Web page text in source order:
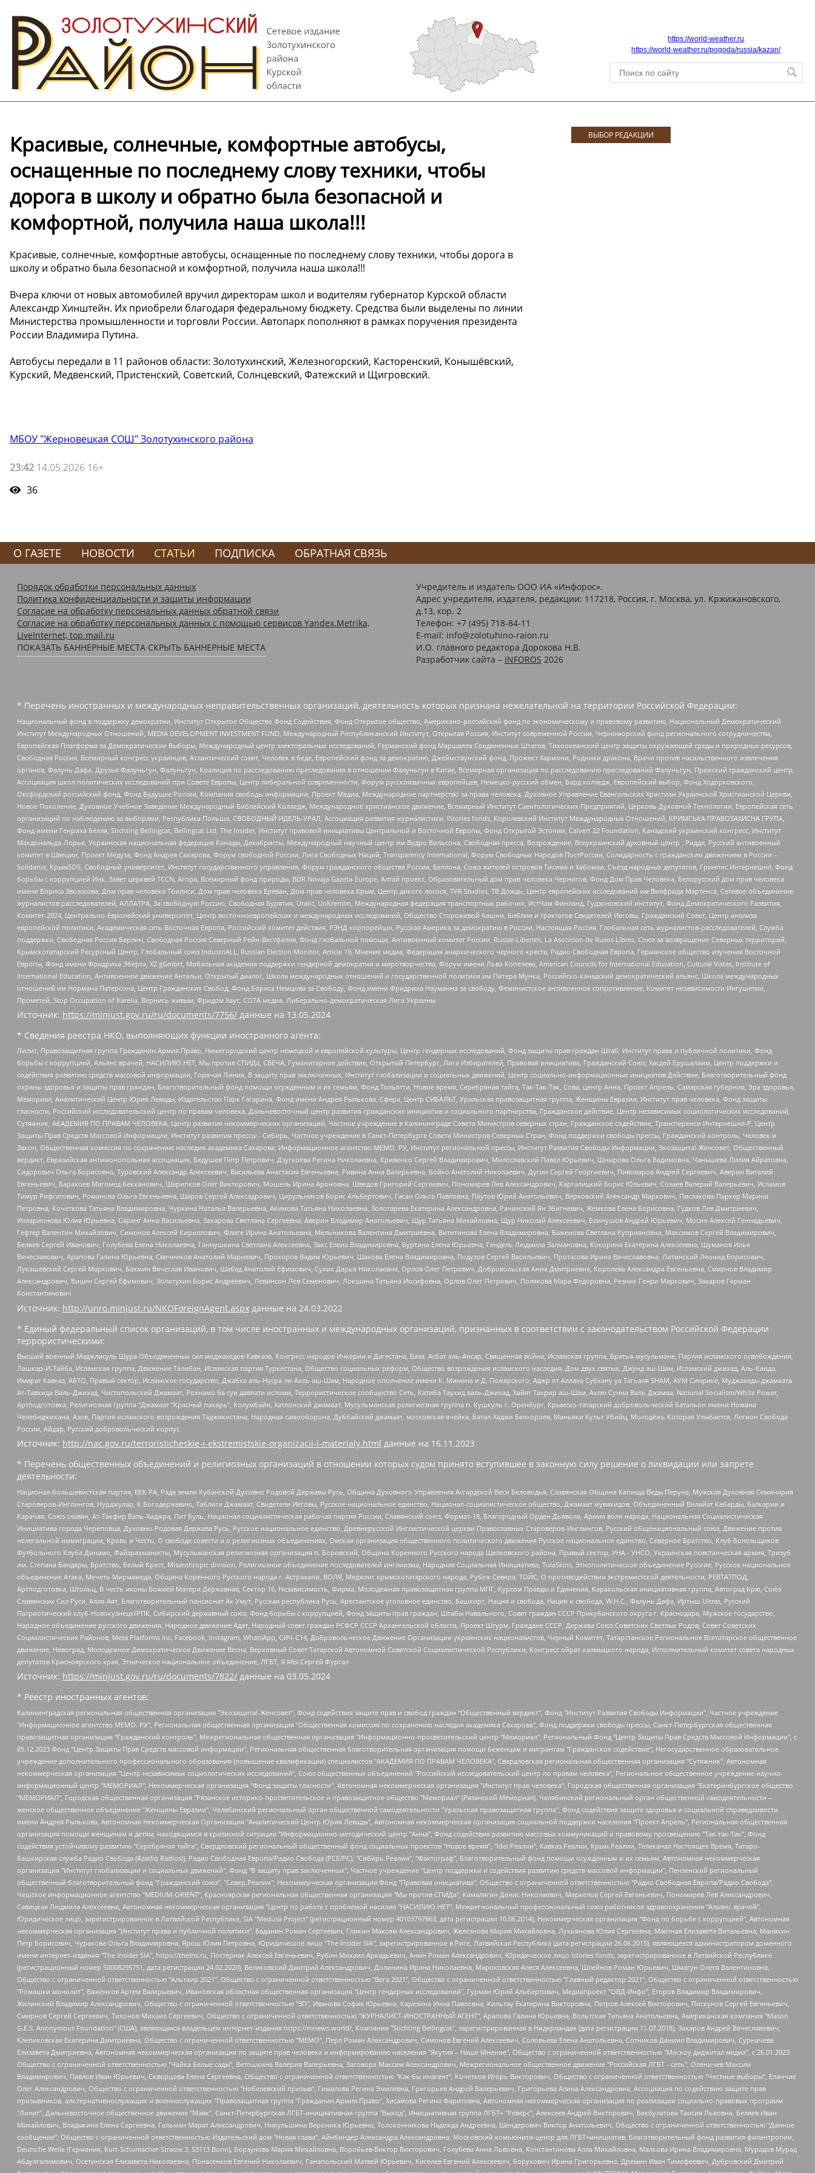
https://world-weather.ru
https://world-weather.ru/pogoda/russia/kazan/
Красивые, солнечные, комфортные автобусы,
оснащенные по последнему слову техники, чтобы
дорога в школу и обратно была безопасной и
комфортной, получила наша школа!!!
Красивые, солнечные, комфортные автобусы, оснащенные по последнему слову техники, чтобы дорога в
школу и обратно была безопасной и комфортной, получила наша школа!!!
Вчера ключи от новых автомобилей вручил директорам школ и водителям губернатор Курской области
Александр Хинштейн. Их приобрели благодаря федеральному бюджету. Средства были выделены по линии
Министерства промышленности и торговли России. Автопарк пополняют в рамках поручения президента
России Владимира Путина.
Автобусы передали в 11 районов области: Золотухинский, Железногорский, Касторенский, Конышёвский,
Курский, Медвенский, Пристенский, Советский, Солнцевский, Фатежский и Щигровский.
МБОУ "Жерновецкая СОШ" Золотухинского района
23:42 14.05.2026 16+
36
ВЫБОР РЕДАКЦИИ
О ГАЗЕТЕ НОВОСТИ СТАТЬИ ПОДПИСКА ОБРАТНАЯ СВЯЗЬ
Порядок обработки персональных данных
Политика конфиденциальности и защиты информации
Согласие на обработку персональных данных обратной связи
Согласие на обработку персональных данных с помощью сервисов Yandex.Metrika,
LiveInternet, top.mail.ru
ПОКАЗАТЬ БАННЕРНЫЕ МЕСТА СКРЫТЬ БАННЕРНЫЕ МЕСТА
Учредитель и издатель ООО ИА «Инфорос».
Адрес учредителя, издателя, редакции: 117218, Россия, г. Москва, ул. Кржижановского,
д.13, кор. 2
Телефон: +7 (495) 718-84-11
E-mail: info@zolotuhino-raion.ru
И.О. главного редактора Дорохова Н.В.
Разработчик сайта – INFOROS 2026
* Перечень иностранных и международных неправительственных организаций, деятельность которых признана нежелательной на территории Российской Федерации:
Национальный фонд в поддержку демократии, Институт Открытое Общество Фонд Содействия, Фонд Открытое общество, Американо-российский фонд по экономическому и правовому развитию, Национальный Демократический
Институт Международных Отношений, MEDIA DEVELOPMENT INVESTMENT FUND, Международный Республиканский Институт, Открытая Россия, Институт современной России, Черноморский фонд регионального сотрудничества,
Европейская Платформа за Демократические Выборы, Международный центр электоральных исследований, Германский фонд Маршалла Соединенных Штатов, Тихоокеанский центр защиты окружающей среды и природных ресурсов,
Свободная Россия, Всемирный конгресс украинцев, Атлантический совет, Человек в беде, Европейский фонд за демократию, Джеймстаунский фонд, Прожект Хармони, Родники дракона, Врачи против насильственного извлечения
органов, Фалунь Дафа, Друзья Фалуньгун, Фалуньгун, Коалиция по расследованию преследования в отношении Фалуньгун в Китае, Всемирная организация по расследованию преследований Фалуньгун, Пражский гражданский центр,
Ассоциация школ политических исследований при Совете Европы, Центр либеральной современности, Форум русскоязычных европейцев, Немецко-русский обмен, Бард колледж, Европейский выбор, Фонд Ходорковского,
Оксфордский российский фонд, Фонд Будущее России, Компания свободы информации, Проект Медиа, Международное партнерство за права человека, Духовное Управление Евангельских Христиан Украинской Христианской Церкви,
Новое Поколение, Духовное Учебное Заведение Международный Библейский Колледж, Международное христианское движение, Всемирный Институт Саентологических Предприятий, Церковь Духовной Технологии, Европейская сеть
организаций по наблюдению за выборами, Республика Польша, СВОБОДНЫЙ ИДЕЛЬ-УРАЛ, Ассоциация развития журналистики, IStories fonds, Королевский Институт Международных Отношений, КРИМСЬКА ПРАВОЗАХИСНА ГРУПА,
Фонд имени Генриха Бёлля, Stichting Bellingcat, Bellingcat Ltd, The Insider, Институт правовой инициативы Центральной и Восточной Европы, Фонд Открытой Эстонии, Calvert 22 Foundation, Канадский украинский конгресс, Институт
Макдональда-Лорье, Украинская национальная федерация Канады, Декабристы, Международный научный центр им Вудро Вильсона, Свободная пресса, Возрождение, Всеукраинский духовный центр , Риддл, Русский антивоенный
комитет в Швеции, Проект Медуза, Фонд Андрея Сахарова, Форум свободной России, Лига Свободных Наций, Transparеncy International, Форум Свободных Народов ПостРоссии, Солидарность с гражданским движением в России –
Solidarus, КрымSOS, Свободный университет, Институт государственного управления, Форум гражданского общества Россия, Беллона, Союз жителей островов Тисима и Хабомаи, Съезд народных депутатов, Гринпис Интернешнл, Фонд
борьбы с коррупцией Инк, Завет церквей TCCN, Агора, Всемирный фонд природы, BDR Novaja Gazeta-Europe, Алтай проект, Образовательный дом прав человека Чернигов, Фонд Дом Прав Человека, Белорусский дом прав человека
имени Бориса Звозскова, Дом прав человека Тбилиси, Дом прав человека Ереван, Дом прав человека Крым, Центр дикого лосося, TVR Studios, ТВ Дождь, Центр европейских исследований им Вилфрида Мартенса, Сетевое объединение
журналистов расследователей, АЛЛАТРА, За свободную Россию, Свободная Бурятия, Uralic, UnKremlin, Международная федерация транспортных рабочих, ИстЧам Финланд, Гудзоновский институт, Фонд Демократического Развития,
Комитет-2024, Центрально-Европейский университет, Центр восточноевропейских и международных исследований, Общество Сторожевой башни, Библии и трактатов Свидетелей Иеговы, Гражданский Совет, Центр анализа
европейской политики, Академическая сеть Восточная Европа, Российский комитет действия, РЭНД корпорейшн, Русская Америка за демократию в России, Настоящая Россия, Глобальная сеть журналистов-расследователей, Служба
поддержки, Свободная Россия Берлин, Свободная Россия Северный Рейн-Вестфалия, Фонд глобальной помощи, Антивоенный комитет России, Russie-Libertes, La Asocicion de Rusos Libres, Союз за возвращение Северных территорий,
Крымскотатарский Ресурсный Центр, Глобальный союз IndustriALL, Russian Election Monitor, Article 19, Мнение медиа, Федерация анархического черного креста, Радио Свободная Европа, Германское общество изучения Восточной
Европы, Фонд имени Фридриха Эберта, XZ gGmbH, Мобильная академия поддержки гендерной демократии и миротворчества, Форум имени Льва Копелева, American Councils for International Education, Cultural Vistas, Institute of
International Education, Антивоенное движение Антальи, Открытый диалог, Школа международных отношений и государственной политики им Питера Мунка, Российско-канадский демократический альянс, Школа международных
отношений им Нормана Патерсона, Центр Гражданских Свобод, Фонд Бориса Немцова за Свободу, Фонд имени Фридриха Науманна за свободу, Феминистское антивоенное сопротивление, Комитет независимости Ингушетии,
Прометей, Stop Occupation of Karelia, Вернись живым, Фридом Хаус, СОТА медиа, Либерально-демократическая Лига Украины
Источник: https://minjust.gov.ru/ru/documents/7756/ данные на 13.05.2024
* Сведения реестра НКО, выполняющих функции иностранного агента:
Лилит, Правозащитная группа Гражданин.Армия.Право, Нижегородский центр немецкой и европейской культуры, Центр гендерных исследований, Фонд защиты прав граждан Штаб, Институт права и публичной политики, Фонд
борьбы с коррупцией, Альянс врачей, НАСИЛИЮ.НЕТ, Мы против СПИДа, СВЕЧА, Гуманитарное действие, Открытый Петербург, Лига Избирателей, Правовая инициатива, Гражданский Союз, Хасдей Ерушалаим, Центр поддержки и
содействия развитию средств массовой информации, Горячая Линия, В защиту прав заключенных, Институт глобализации и социальных движений, Центр социально-информационных инициатив Действие, Благотворительный фонд
охраны здоровья и защиты прав граждан, Благотворительный фонд помощи осужденным и их семьям, Фонд Тольятти, Новое время, Серебряная тайга, Так-Так-Так, Сова, центр Анна, Проект Апрель, Самарская губерния, Эра здоровья,
Мемориал, Аналитический Центр Юрия Левады, Издательство Парк Гагарина, Фонд имени Андрея Рылькова, Сфера, Центр СИБАЛЬТ, Уральская правозащитная группа, Женщины Евразии, Институт прав человека, Фонд защиты
гласности, Российский исследовательский центр по правам человека, Дальневосточный центр развития гражданских инициатив и социального партнерства, Гражданское действие, Центр независимых социологических исследований,
Сутяжник, АКАДЕМИЯ ПО ПРАВАМ ЧЕЛОВЕКА, Центр развития некоммерческих организаций, Частное учреждение в Калининграде Совета Министров северных стран, Гражданское содействие, Трансперенси Интернешнл-Р, Центр
Защиты Прав Средств Массовой Информации, Институт развития прессы - Сибирь, Частное учреждение в Санкт-Петербурге Совета Министров Северных Стран, Фонд поддержки свободы прессы, Гражданский контроль, Человек и
Закон, Общественная комиссия по сохранению наследия академика Сахарова, Информационное агентство МЕМО. РУ, Институт региональной прессы, Институт Развития Свободы Информации, Экозащита!-Женсовет, Общественный
вердикт, Евразийская антимонопольная ассоциация, Бедушев Петр Петрович, Дзугкоева Регина Николаевна, Кривенко Сергей Владимирович, Милославский Павел Юрьевич, Шнырова Ольга Вадимовна, Чанышева Лилия Айратовна,
Сидорович Ольга Борисовна, Туровский Александр Алексеевич, Васильева Анастасия Евгеньевна, Ривина Анна Валерьевна, Бойко Анатолий Николаевич, Дугин Сергей Георгиевич, Пивоваров Андрей Сергеевич, Аверин Виталий
Евгеньевич, Барахоев Магомед Бекханович, Шарипков Олег Викторович, Мошель Ирина Ароновна, Шведов Григорий Сергеевич, Пономарев Лев Александрович, Каргалицкий Борис Юльевич, Созаев Валерий Валерьевич, Исламов
Тимур Рифгатович, Романова Ольга Евгеньевна, Щаров Сергей Алексадрович, Цирульников Борис Альбертович, Гасан Ольга Павловна, Паутов Юрий Анатольевич, Верховский Александр Маркович, Пислакова-Паркер Марина
Петровна, Кочеткова Татьяна Владимировна, Чуркина Наталья Валерьевна, Акимова Татьяна Николаевна, Золотарева Екатерина Александровна, Рачинский Ян Збигневич, Жемкова Елена Борисовна, Гудков Лев Дмитриевич,
Илларионова Юлия Юрьевна, Саранг Анна Васильевна, Захарова Светлана Сергеевна, Аверин Владимир Анатольевич, Щур Татьяна Михайловна, Щур Николай Алексеевич, Блинушов Андрей Юрьевич, Мосин Алексей Геннадьевич,
Гефтер Валентин Михайлович, Симонов Алексей Кириллович, Флиге Ирина Анатольевна, Мельникова Валентина Дмитриевна, Вититинова Елена Владимировна, Баженова Светлана Куприяновна, Максимов Сергей Владимирович,
Беляев Сергей Иванович, Голубева Елена Николаевна, Ганнушкина Светлана Алексеевна, Закс Елена Владимировна, Буртина Елена Юрьевна, Гендель Людмила Залмановна, Кокорина Екатерина Алексеевна, Шуманов Илья
Вячеславович, Арапова Галина Юрьевна, Свечников Анатолий Мариевич, Прохоров Вадим Юрьевич, Шахова Елена Владимировна, Подузов Сергей Васильевич, Протасова Ирина Вячеславовна, Литинский Леонид Борисович,
Лукашевский Сергей Маркович, Бахмин Вячеслав Иванович, Шабад Анатолий Ефимович, Сухих Дарья Николаевна, Орлов Олег Петрович, Добровольская Анна Дмитриевна, Королева Александра Евгеньевна, Смирнов Владимир
Александрович, Вицин Сергей Ефимович, Золотухин Борис Андреевич, Левинсон Лев Семенович, Локшина Татьяна Иосифовна, Орлов Олег Петрович, Полякова Мара Федоровна, Резник Генри Маркович, Захаров Герман
Константинович
Источник: http://unro.minjust.ru/NKOForeignAgent.aspx данные на 24.03.2022
* Единый федеральный список организаций, в том числе иностранных и международных организаций, признанных в соответствии с законодательством Российской Федерации
террористическими:
Высший военный Маджлисуль Шура Объединенных сил моджахедов Кавказа, Конгресс народов Ичкерии и Дагестана, База, Асбат аль-Ансар, Священная война, Исламская группа, Братья-мусульмане, Партия исламского освобождения,
Лашкар-И-Тайба, Исламская группа, Движение Талибан, Исламская партия Туркестана, Общество социальных реформ, Общество возрождения исламского наследия, Дом двух святых, Джунд аш-Шам, Исламский джихад, Аль-Каида,
Имарат Кавказ, АБТО, Правый сектор, Исламское государство, Джабха аль-Нусра ли-Ахль аш-Шам, Народное ополчение имени К. Минина и Д. Пожарского, Аджр от Аллаха Субхану уа Тагьаля SHAM, АУМ Синрике, Муджахеды джамаата
Ат-Тавхида Валь-Джихад, Чистопольский Джамаат, Рохнамо ба суи давлати исломи, Террористическое сообщество Сеть, Катиба Таухид валь-Джихад, Хайят Тахрир аш-Шам, Ахлю Сунна Валь Джамаа, National Socialism/White Power,
Артподготовка, Религиозная группа “Джамаат “Красный пахарь”, Колумбайн, Хатлонский джамаат, Мусульманская религиозная группа п. Кушкуль г. Оренбург, Крымско-татарский добровольческий батальон имени Номана
Челебиджихана, Азов, Партия исламского возрождения Таджикистана, Народная самооборона, Дуббайский джамаат, московская ячейка, Батал-Хаджи Белхороев, Маньяки Культ Убийц, Молодёжь Которая Улыбается, Легион Свобода
России, Айдар, Русский добровольческий корпус
Источник: http://nac.gov.ru/terroristicheskie-i-ekstremistskie-organizacii-i-materialy.html данные на 16.11.2023
* Перечень общественных объединений и религиозных организаций в отношении которых судом принято вступившее в законную силу решение о ликвидации или запрете
деятельности:
Национал-большевистская партия, ВЕК РА, Рада земли Кубанской Духовно Родовой Державы Русь, Община Духовного Управления Асгардской Веси Беловодья, Славянская Община Капища Веды Перуна, Мужская Духовная Семинария
Староверов-Инглингов, Нурджулар, К Богодержавию, Таблиги Джамаат, Свидетели Иеговы, Русское национальное единство, Национал-социалистическое общество, Джамаат мувахидов, Объединенный Вилайат Кабарды, Балкарии и
Карачая, Союз славян, Ат-Такфир Валь-Хиджра, Пит Буль, Национал-социалистическая рабочая партия России, Славянский союз, Формат-18, Благородный Орден Дьявола, Армия воли народа, Национальная Социалистическая
Инициатива города Череповца, Духовно-Родовая Держава Русь, Русское национальное единство, Древнерусской Инглистической церкви Православных Староверов-Инглингов, Русский общенациональный союз, Движение против
нелегальной иммиграции, Кровь и Честь, О свободе совести и о религиозных объединениях, Омская организация общественного политического движения Русское национальное единство, Северное Братство, Клуб Болельщиков
Футбольного Клуба Динамо, Файзрахманисты, Мусульманская религиозная организация п. Боровский, Община Коренного Русского народа Щелковского района, Правый сектор, УНА - УНСО, Украинская повстанческая армия, Тризуб
им. Степана Бандеры, Братство, Белый Крест, Misanthropic division, Религиозное объединение последователей инглиизма, Народная Социальная Инициатива, TulaSkins, Этнополитическое объединение Русские, Русское национальное
объединение Атака, Мечеть Мирмамеда, Община Коренного Русского народа г. Астрахани, ВОЛЯ, Меджлис крымскотатарского народа, Рубеж Севера, ТОЙС, О противодействии экстремистской деятельности, РЕВТАТПОД,
Артподготовка, Штольц, В честь иконы Божией Матери Державная, Сектор 16, Независимость, Фирма, Молодежная правозащитная группа МПГ, Курсом Правды и Единения, Каракольская инициативная группа, Автоград Крю, Союз
Славянских Сил Руси, Алля-Аят, Благотворительный пансионат Ак Умут, Русская республика Русь, Арестантское уголовное единство, Башкорт, Нация и свобода, Нация и свобода, W.H.С., Фалунь Дафа, Иртыш Ultras, Русский
Патриотический клуб-Новокузнецк/РПК, Сибирский державный союз, Фонд борьбы с коррупцией, Фонд защиты прав граждан, Штабы Навального, Совет граждан СССР Прикубанского округа г. Краснодара, Мужское государство,
Народное объединение русского движения, Народное движение Адат, Народный совет граждан РСФСР СССР Архангельской области, Проект Штурм, Граждане СССР, Держава Союз Советских Светлых Родов, Совет Советских
Социалистических Районов, Meta Platforms Inc, Facebook, Instagram, WhatsApp, СИЧ-С14, Добровольческое Движение Организации украинских националистов, Черный Комитет, Татарстанское Региональное Всетатарское общественное
движение, Невоград, Молодежное Демократическое Движение Весна, Верховный Совет Татарской Автономной Советской Социалистической Республики, Конгресс ойрат-калмыцкого народа, Исполнительный комитет совета народных
депутатов Красноярского края, Этническое национальное объединение, ЛГБТ, Я.МЫ Сергей Фургал
Источник: https://minjust.gov.ru/ru/documents/7822/ данные на 03.05.2024
* Реестр иностранных агентов:
Калининградская региональная общественная организация "Экозащита!-Женсовет", Фонд содействия защите прав и свобод граждан "Общественный вердикт", Фонд "Институт Развития Свободы Информации", Частное учреждение "Информационное агентство МЕМО. РУ", Региональная общественная организация "Общественная комиссия по сохранению наследия академика Сахарова", Фонд поддержки свободы прессы, Санкт-Петербургская общественная правозащитная организация "Гражданский контроль", Межрегиональная общественная организация "Информационно-просветительский центр "Мемориал", Региональный Фонд "Центр Защиты Прав Средств Массовой Информации", с 05.12.2023 Фонд "Центр Защиты Прав Средств массовой информации", Региональная общественная благотворительная организация помощи беженцам и мигрантам "Гражданское содействие", Негосударственное образовательное учреждение дополнительного профессионального образования (повышение квалификации) специалистов "АКАДЕМИЯ ПО ПРАВАМ ЧЕЛОВЕКА", Свердловская региональная общественная организация "Сутяжник", Автономная некоммерческая организация "Центр независимых социологических исследований", Союз общественных объединений "Российский исследовательский центр по правам человека", Региональное общественное учреждение научно-информационный центр "МЕМОРИАЛ", Некоммерческая организация "Фонд защиты гласности", Автономная некоммерческая организация "Институт прав человека", Городская общественная организация "Екатеринбургское общество "МЕМОРИАЛ", Городская общественная организация "Рязанское историко-просветительское и правозащитное общество "Мемориал" (Рязанский Мемориал), Челябинский региональный орган общественной самодеятельности – женское общественное объединение "Женщины Евразии", Челябинский региональный орган общественной самодеятельности "Уральская правозащитная группа", Фонд содействия защите здоровья и социальной справедливости имени Андрея Рылькова, Автономная Некоммерческая Организация "Аналитический Центр Юрия Левады", Автономная некоммерческая организация социальной поддержки населения "Проект Апрель", Региональная общественная организация помощи женщинам и детям, находящимся в кризисной ситуации "Информационно-методический центр "Анна", Фонд содействия развитию массовых коммуникаций и правовому просвещению "Так-так-Так", Фонд содействия устойчивому развитию "Серебряная тайга", Свердловский региональный общественный фонд социальных проектов "Новое время", "Idel.Реалии", Кавказ.Реалии, Крым.Реалии, Телеканал Настоящее Время, Татаро-башкирская служба Радио Свобода (Azatliq Radiosi), Радио Свободная Европа/Радио Свобода (PCE/PC), "Сибирь.Реалии", "Фактограф", Благотворительный фонд помощи осужденным и их семьям, Автономная некоммерческая организация "Институт глобализации и социальных движений", Фонд "В защиту прав заключенных", Частное учреждение "Центр поддержки и содействия развитию средств массовой информации", Пензенский региональный общественный благотворительный фонд "Гражданский союз", "Север.Реалии", Некоммерческая организация Фонд "Правовая инициатива", Общество с ограниченной ответственностью "Радио Свободная Европа/Радио Свобода", Чешское информационное агентство "MEDIUM-ORIENT", Красноярская региональная общественная организация "Мы против СПИДа", Камалягин Денис Николаевич, Маркелов Сергей Евгеньевич, Пономарев Лев Александрович, Савицкая Людмила Алексеевна, Автономная некоммерческая организация "Центр по работе с проблемой насилия "НАСИЛИЮ.НЕТ", Межрегиональный профессиональный союз работников здравоохранения "Альянс врачей", Юридическое лицо, зарегистрированное в Латвийской Республике, SIA "Medusa Project" (регистрационный номер 40103797863, дата регистрации 10.06.2014), Некоммерческая организация "Фонд по борьбе с коррупцией", Автономная некоммерческая организация "Институт права и публичной политики", Баданин Роман Сергеевич, Гликин Максим Александрович, Железнова Мария Михайловна, Лукьянова Юлия Сергеевна, Маетная Елизавета Витальевна, Маняхин Петр Борисович, Чуракова Ольга Владимировна, Ярош Юлия Петровна, Юридическое лицо "The Insider SIA", зарегистрированное в Риге, Латвийская Республика (дата регистрации 26.06.2015), являющееся администратором доменного имени интернет-издания "The Insider SIA", https://theins.ru, Постернак Алексей Евгеньевич, Рубин Михаил Аркадьевич, Анин Роман Александрович, Юридическое лицо Istories fonds, зарегистрированное в Латвийской Республике (регистрационный номер 50008295751, дата регистрации 24.02.2020), Великовский Дмитрий Александрович, Долинина Ирина Николаевна, Мароховская Алеся Алексеевна, Шлейнов Роман Юрьевич, Шмагун Олеся Валентиновна, Общество с ограниченной ответственностью "Альтаир 2021", Общество с ограниченной ответственностью "Вега 2021", Общество с ограниченной ответственностью "Главный редактор 2021", Общество с ограниченной ответственностью "Ромашки монолит", Важенков Артем Валерьевич, Ивановская областная общественная организация "Центр гендерных исследований", Гурман Юрий Альбертович, Медиапроект "ОВД-Инфо", Егоров Владимир Владимирович, Жилинский Владимир Александрович, Общество с ограниченной ответственностью "ЗП", Иванова София Юрьевна, Карезина Инна Павловна, Кильтау Екатерина Викторовна, Петров Алексей Викторович, Пискунов Сергей Евгеньевич, Смирнов Сергей Сергеевич, Тихонов Михаил Сергеевич, Общество с ограниченной ответственностью "ЖУРНАЛИСТ-ИНОСТРАННЫЙ АГЕНТ", Арапова Галина Юрьевна, Вольтская Татьяна Анатольевна, Американская компания "Mason G.E.S. Anonymous Foundation" (США), являющаяся владельцем интернет-издания https://mnews.world/, Компания "Stichting Bellingcat", зарегистрированная в Нидерландах (дата регистрации 11.07.2018), Захаров Андрей Вячеславович, Клепиковская Екатерина Дмитриевна, Общество с ограниченной ответственностью "МЕМО", Перл Роман Александрович, Симонов Евгений Алексеевич, Соловьева Елена Анатольевна, Сотников Даниил Владимирович, Сурначева Елизавета Дмитриевна, Автономная некоммерческая организация по защите прав человека и информированию населения "Якутия – Наше Мнение", Общество с ограниченной ответственностью "Москоу диджитал медиа", с 26.01.2023 Общество с ограниченной ответственностью "Чайка Белые сады", Ветошкина Валерия Валерьевна, Заговора Максим Александрович, Межрегиональное общественное движение "Российская ЛГБТ - сеть", Оленичев Максим Владимирович, Павлов Иван Юрьевич, Скворцова Елена Сергеевна, Общество с ограниченной ответственностью "Как бы инагент", Кочетков Игорь Викторович, Общество с ограниченной ответственностью "Честные выборы", Еланчик Олег Александрович, Общество с ограниченной ответственностью "Нобелевский призыв", Гималова Регина Эмилевна, Григорьев Андрей Валерьевич, Григорьева Алина Александровна, Ассоциация по содействию защите прав призывников, альтернативнослужащих и военнослужащих "Правозащитная группа "Гражданин.Армия.Право", Хисамова Регина Фаритовна, Автономная некоммерческая организация по реализации социально-правовых программ "Лилит", Дальневосточное общественное движение "Маяк", Санкт-Петербургская ЛГБТ-инициативная группа "Выход", Инициативная группа ЛГБТ+ "Реверс", Алексеев Андрей Викторович, Бекбулатова Таисия Львовна, Беляев Иван Михайлович, Владыкина Елена Сергеевна, Гельман Марат Александрович, Никульшина Вероника Юрьевна, Толоконникова Надежда Андреевна, Шендерович Виктор Анатольевич, Общество с ограниченной ответственностью "Данное сообщение", Общество с ограниченной ответственностью Издательский дом "Новая глава", Айнбиндер Александра Александровна, Московский комьюнити-центр для ЛГБТ+инициатив, Благотворительный фонд развития филантропии, Deutsche Welle (Германия, Kurt-Schumacher-Strasse 3, 53113 Bonn), Борзунова Мария Михайловна, Воробьев Виктор Викторович, Голубева Анна Львовна, Константинова Алла Михайловна, Малкова Ирина Владимировна, Мурадов Мурад Абдулгалимович, Осетинская Елизавета Николаевна, Понасенков Евгений Николаевич, Ганапольский Матвей Юрьевич, Киселев Евгений Алексеевич, Борухович Ирина Григорьевна, Дремин Иван Тимофеевич, Дубровский Дмитрий Викторович, Красноярская региональная общественная организация поддержки и развития альтернативных образовательных технологий и межкультурных коммуникаций "ИНТЕРРА", Маяковская Екатерина Алексеевна, Фейгин Марк Захарович, Филимонов Андрей Викторович, Дзугкоева Регина Николаевна, Доброхотов Роман Александрович, Дудь Юрий Александрович, Елкин Сергей Владимирович, Кругликов Кирилл Игоревич, Сабунаева Мария Леонидовна, Семенов Алексей Владимирович, Шаинян Карен Багратович, Шульман Екатерина Михайловна, Асафьев Артур Валерьевич, Вахштайн Виктор Семенович, Венедиктов Алексей Алексеевич, Лушникова Екатерина Евгеньевна, Волков Леонид Михайлович, Невзоров Александр Глебович, Пархоменко Сергей Борисович, Сироткин Ярослав Николаевич, Кара-Мурза Владимир Владимирович, Баранова Наталья Владимировна, Гозман Леонид Яковлевич, Кагарлицкий Борис Юльевич, Климарев Михаил Валерьевич, Милов Владимир Станиславович, Автономная некоммерческая организация Краснодарский центр современного искусства "Типография", Моргенштерн Алишер Тагирович, Соболь Любовь Эдуардовна, Общество с ограниченной ответственностью "ЛИЗА НОРМ", Каспаров Гарри Кимович, Ходорковский Михаил Борисович, Общество с ограниченной ответственностью "Апрельские тезисы", Данилович Ирина Брониславовна, Кашин Олег Владимирович, Петров Николай Владимирович, Пивоваров Алексей Владимирович, Соколов Михаил Владимирович, Цветкова Юлия Владимировна, Чичваркин Евгений Александрович, Комитет против пыток/Команда против пыток, Общество с ограниченной ответственностью "Первый научный", Общество с ограниченной ответственностью "Вертолет и ко", Белоцерковская Вероника Борисовна, Кац Максим Евгеньевич, Лазарева Татьяна Юрьевна, Шаведдинов Руслан Табризович, Яшин Илья Валерьевич, Общество с ограниченной ответственностью "Иноагент ААВ", Алешковский Дмитрий Петрович, Альбац Евгения Марковна, Быков Дмитрий Львович, Галямина Юлия Евгеньевна, Лойко Сергей Леонидович, Мартынов Кирилл Константинович, Медведев Сергей Александрович, Крашенинников Федор Геннадиевич, Гордеева Катерина Вл